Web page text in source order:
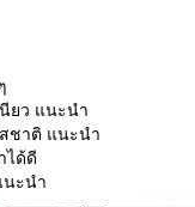
ยว แนะนำ
ชาติ แนะนำ
ได้ดี
ะนำ